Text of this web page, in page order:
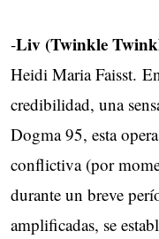
-Liv (Twinkle
Heidi Maria Faisst.
credibilidad, una
Dogma 95, esta
conflictiva (por
durante un breve
amplificadas, se